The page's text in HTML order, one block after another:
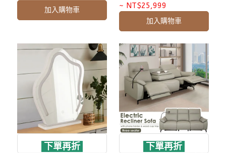
加入購物車
~ NT$25,999
加入購物車
下單再折 下單再折